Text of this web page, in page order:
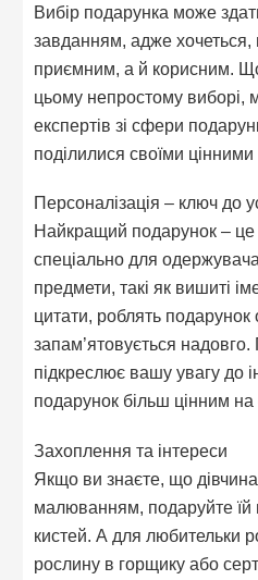
Вибір подарунка може
завданням, адже
приємним, а й корисним.
цьому непростому виборі,
експертів зі сфери
поділилися своїми
Персоналізація – ключ до
Найкращий подарунок – це
спеціально для
предмети, такі як вишиті
цитати, роблять подарунок
запам’ятовується надовго.
підкреслює вашу увагу до
подарунок більш цінним на
Захоплення та інтереси
Якщо ви знаєте, що
малюванням, подаруйте їй
кистей. А для любительки
рослину в горщику або